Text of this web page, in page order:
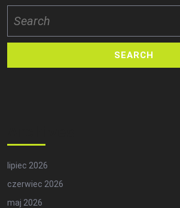
for:
lipiec 2026
czerwiec 2026
maj 2026